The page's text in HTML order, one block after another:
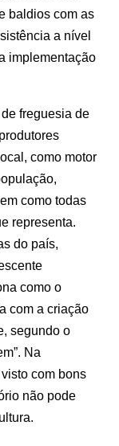
baldios com as
a nível
implementação
freguesia de
como motor
como todas
representa.
do país,
como o
com a criação
segundo o
Na
com bons
não pode